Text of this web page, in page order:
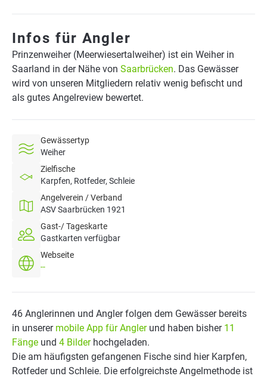
Infos für Angler
Prinzenweiher (Meerwiesertalweiher) ist ein Weiher in
Saarland in der Nähe von Saarbrücken. Das Gewässer
wird von unseren Mitgliedern relativ wenig befischt und
als gutes Angelreview bewertet.
Gewässertyp
Weiher
Zielfische
Karpfen, Rotfeder, Schleie
Angelverein / Verband
ASV Saarbrücken 1921
Gast-/ Tageskarte
Gastkarten verfügbar
Webseite
--
46 Anglerinnen und Angler folgen dem Gewässer bereits
in unserer mobile App für Anglerund haben bisher 11
Fänge und 4 Bilderhochgeladen.
Die am häufigsten gefangenen Fische sind hier Karpfen,
Rotfeder und Schleie. Die erfolgreichste Angelmethode ist